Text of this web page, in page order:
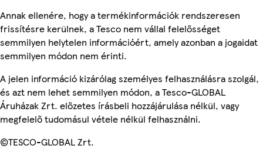
Annak ellenére, hogy a termékinformációk rendszeresen
frissítésre kerülnek, a Tesco nem vállal felelősséget
semmilyen helytelen információért, amely azonban a jogaidat
semmilyen módon nem érinti.
A jelen információ kizárólag személyes felhasználásra szolgál,
és azt nem lehet semmilyen módon, a Tesco-GLOBAL
Áruházak Zrt. előzetes írásbeli hozzájárulása nélkül, vagy
megfelelő tudomásul vétele nélkül felhasználni.
©TESCO-GLOBAL Zrt.